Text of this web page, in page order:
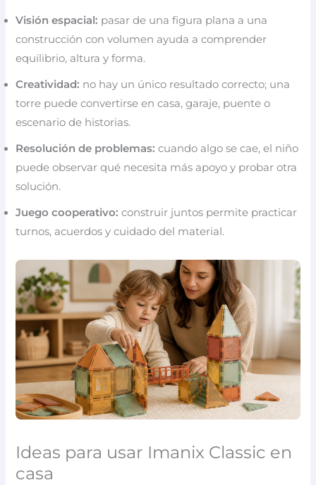
Visión espacial: pasar de una figura plana a una
construcción con volumen ayuda a comprender
equilibrio, altura y forma.
Creatividad: no hay un único resultado correcto; una
torre puede convertirse en casa, garaje, puente o
escenario de historias.
Resolución de problemas: cuando algo se cae, el niño
puede observar qué necesita más apoyo y probar otra
solución.
Juego cooperativo: construir juntos permite practicar
turnos, acuerdos y cuidado del material.
Ideas para usar Imanix Classic en
casa